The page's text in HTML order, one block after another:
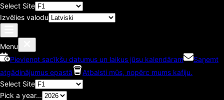
Select Site
Izvēlies valodu
Menu
Pievienot sacīkšu datumus un laikus jūsu kalendāram
Saņemt
atgādinājumus epastā
Atbalsti mūs, nopērc mums kafiju.
Select Site
Pick a year...